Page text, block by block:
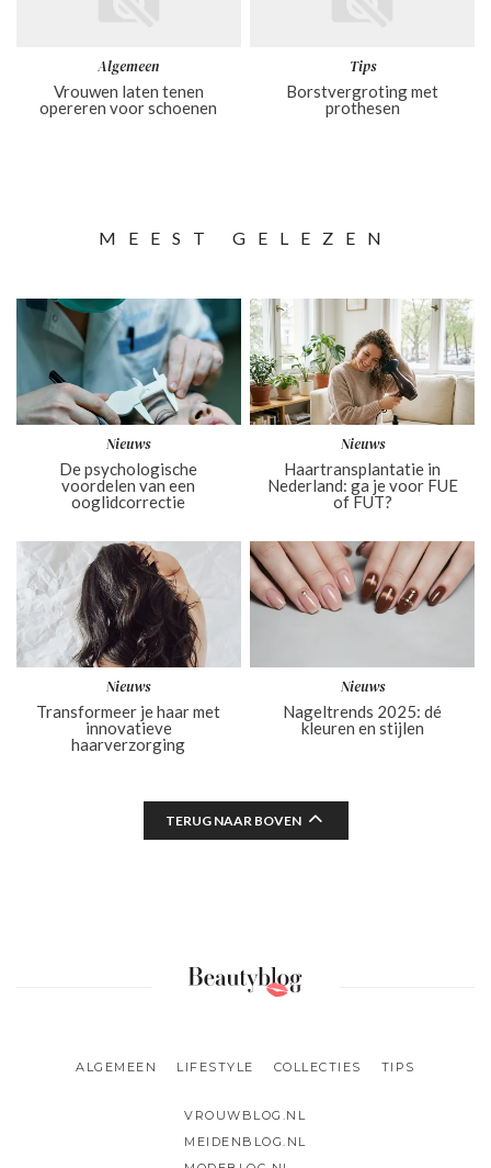
Algemeen
Vrouwen laten tenen
opereren voor schoenen
Tips
Borstvergroting met
prothesen
MEEST GELEZEN
Nieuws
De psychologische
voordelen van een
ooglidcorrectie
Nieuws
Haartransplantatie in
Nederland: ga je voor FUE
of FUT?
Nieuws
Transformeer je haar met
innovatieve
haarverzorging
Nieuws
Nageltrends 2025: dé
kleuren en stijlen
TERUG NAAR BOVEN
ALGEMEEN LIFESTYLE COLLECTIES TIPS
VROUWBLOG.NL
MEIDENBLOG.NL